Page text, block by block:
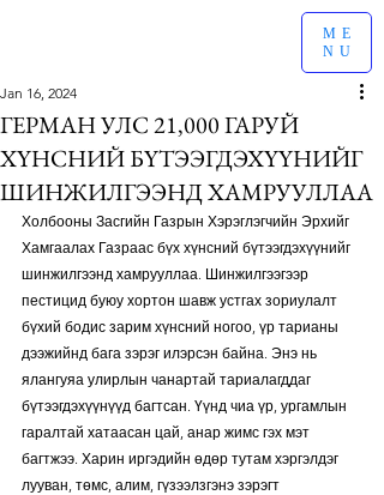
ME
NU
ГЕРМАН УЛС 21,000 ГАРУЙ
ХҮНСНИЙ БҮТЭЭГДЭХҮҮНИЙГ
ШИНЖИЛГЭЭНД ХАМРУУЛЛАА
Jan 16, 2024
Холбооны Засгийн Газрын Хэрэглэгчийн Эрхийг
Хамгаалах Газраас бүх хүнсний бүтээгдэхүүнийг
шинжилгээнд хамрууллаа. Шинжилгээгээр
пестицид буюу хортон шавж устгах зориулалт
бүхий бодис зарим хүнсний ногоо, үр тарианы
дээжийнд бага зэрэг илэрсэн байна. Энэ нь
ялангуяа улирлын чанартай тариалагддаг
бүтээгдэхүүнүүд багтсан. Үүнд чиа үр, ургамлын
гаралтай хатаасан цай, анар жимс гэх мэт
багтжээ. Харин иргэдийн өдөр тутам хэргэлдэг
лууван, төмс, алим, гүзээлзгэнэ зэрэгт